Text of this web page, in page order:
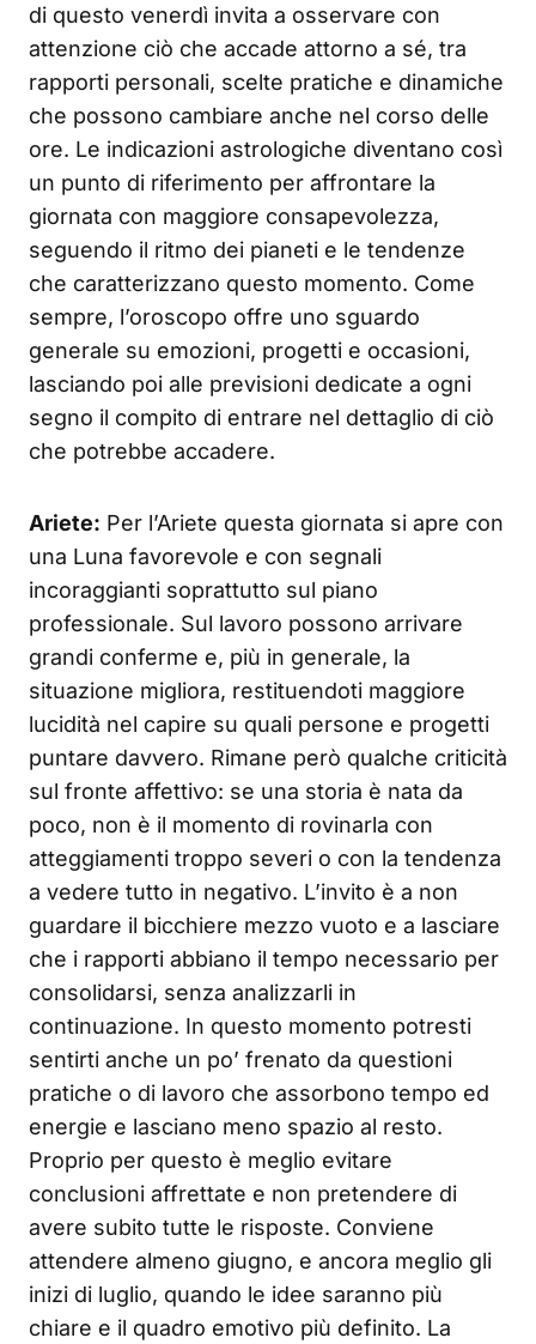
di questo venerdì invita a osservare con
attenzione ciò che accade attorno a sé, tra
rapporti personali, scelte pratiche e dinamiche
che possono cambiare anche nel corso delle
ore. Le indicazioni astrologiche diventano così
un punto di riferimento per affrontare la
giornata con maggiore consapevolezza,
seguendo il ritmo dei pianeti e le tendenze
che caratterizzano questo momento. Come
sempre, l’oroscopo offre uno sguardo
generale su emozioni, progetti e occasioni,
lasciando poi alle previsioni dedicate a ogni
segno il compito di entrare nel dettaglio di ciò
che potrebbe accadere.
Ariete: Per l’Ariete questa giornata si apre con
una Luna favorevole e con segnali
incoraggianti soprattutto sul piano
professionale. Sul lavoro possono arrivare
grandi conferme e, più in generale, la
situazione migliora, restituendoti maggiore
lucidità nel capire su quali persone e progetti
puntare davvero. Rimane però qualche criticità
sul fronte affettivo: se una storia è nata da
poco, non è il momento di rovinarla con
atteggiamenti troppo severi o con la tendenza
a vedere tutto in negativo. L’invito è a non
guardare il bicchiere mezzo vuoto e a lasciare
che i rapporti abbiano il tempo necessario per
consolidarsi, senza analizzarli in
continuazione. In questo momento potresti
sentirti anche un po’ frenato da questioni
pratiche o di lavoro che assorbono tempo ed
energie e lasciano meno spazio al resto.
Proprio per questo è meglio evitare
conclusioni affrettate e non pretendere di
avere subito tutte le risposte. Conviene
attendere almeno giugno, e ancora meglio gli
inizi di luglio, quando le idee saranno più
chiare e il quadro emotivo più definito. La